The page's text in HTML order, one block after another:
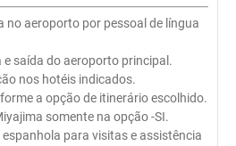
no aeroporto por pessoal de língua
e saída do aeroporto principal.
nos hotéis indicados.
a opção de itinerário escolhido.
somente na opção -SI.
para visitas e assistência